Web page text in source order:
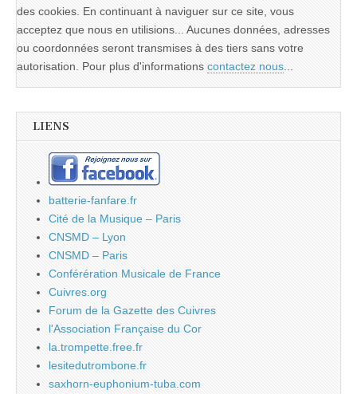
des cookies. En continuant à naviguer sur ce site, vous
acceptez que nous en utilisions... Aucunes données, adresses
ou coordonnées seront transmises à des tiers sans votre
autorisation. Pour plus d'informations contactez nous
LIENS
batterie-fanfare.fr
Cité de la Musique – Paris
CNSMD – Lyon
CNSMD – Paris
Conférération Musicale de France
Cuivres.org
Forum de la Gazette des Cuivres
l'Association Française du Cor
la.trompette.free.fr
lesitedutrombone.fr
saxhorn-euphonium-tuba.com